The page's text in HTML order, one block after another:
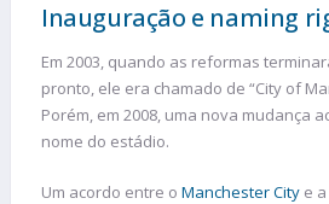
Inauguração e naming
Em 2003, quando as reformas
pronto, ele era chamado de “City of
Porém, em 2008, uma nova mudança
nome do estádio.
Um acordo entre o Manchester City e